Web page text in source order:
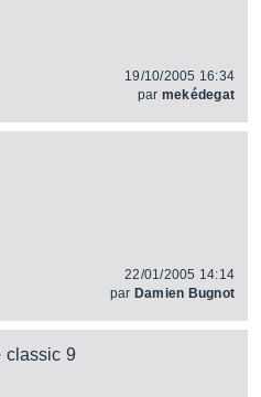
19/10/2005 16:34
par mekédegat
22/01/2005 14:14
par Damien Bugnot
classic 9